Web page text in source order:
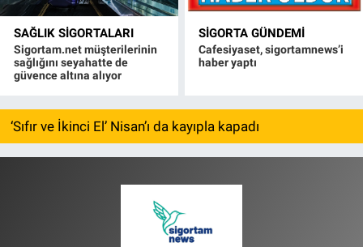
SAĞLIK SIGORTALARI
Sigortam.net müşterilerinin
sağlığını seyahatte de
güvence altına alıyor
SIGORTA GÜNDEMI
Cafesiyaset, sigortamnews’i
haber yaptı
‘Sıfır ve İkinci El’ Nisan’ı da kayıpla kapadı